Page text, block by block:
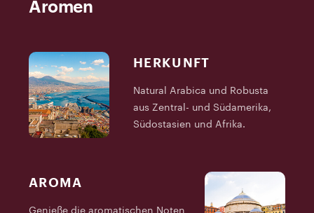
Aromen
HERKUNFT
Natural Arabica und Robusta
aus Zentral- und Südamerika,
Südostasien und Afrika.
AROMA
Genieße die aromatischen Noten